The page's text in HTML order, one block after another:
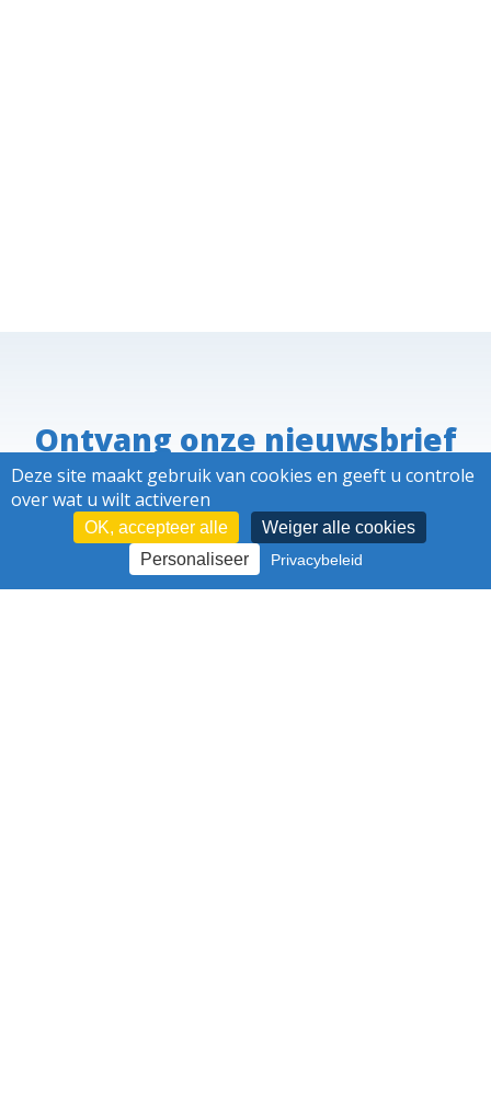
Ontvang onze nieuwsbrief
Blijf op de hoogte,
door je in te schrijven op
Deze site maakt gebruik van cookies en geeft u controle
over wat u wilt activeren
OK, accepteer alle
Weiger alle cookies
Personaliseer
Privacybeleid